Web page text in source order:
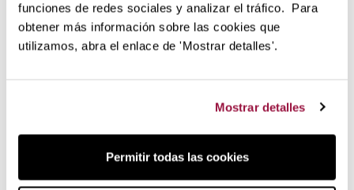
funciones de redes sociales y analizar el tráfico. Para
obtener más información sobre las cookies que
utilizamos, abra el enlace de 'Mostrar detalles'.
Mostrar detalles
Permitir todas las cookies
79,95 €
69,95 €